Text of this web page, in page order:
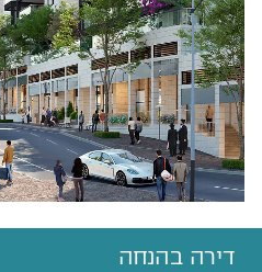
דירה בהנחה